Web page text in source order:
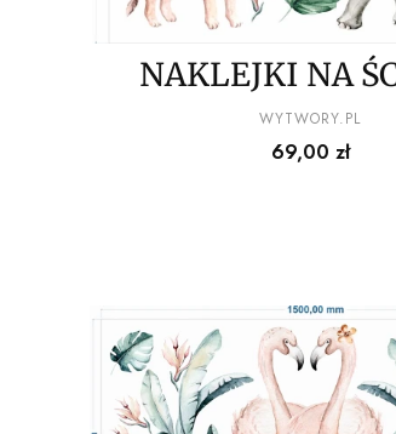
NAKLEJKI NA
zwierzęta z
100x100cm
PRODUCENT
WYTWORY.PL
Cena
69,00 zł